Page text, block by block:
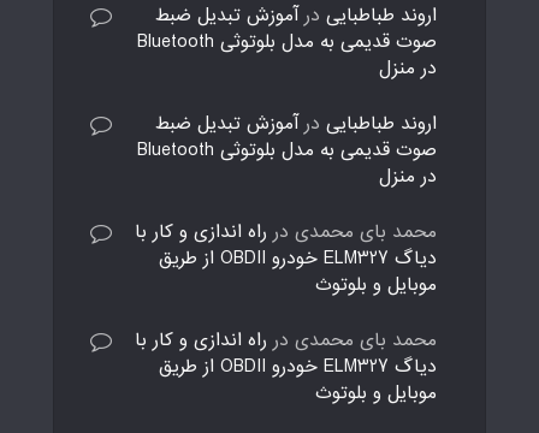
اروند طباطبایی در آموزش تبدیل ضبط
صوت قدیمی به مدل بلوتوثی Bluetooth
در منزل
اروند طباطبایی در آموزش تبدیل ضبط
صوت قدیمی به مدل بلوتوثی Bluetooth
در منزل
محمد بای محمدی در راه اندازی و کار با
دیاگ ELM327 خودرو OBDII از طریق
موبایل و بلوتوث
محمد بای محمدی در راه اندازی و کار با
دیاگ ELM327 خودرو OBDII از طریق
موبایل و بلوتوث